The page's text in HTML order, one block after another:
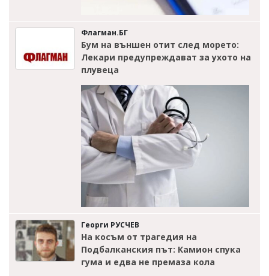
Флагман.БГ
Бум на външен отит след морето:
Лекари предупреждават за ухото на
плувеца
Георги РУСЧЕВ
На косъм от трагедия на
Подбалканския път: Камион спука
гума и едва не премаза кола